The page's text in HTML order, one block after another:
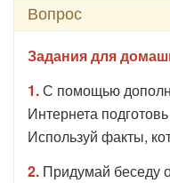
Вопрос
Задания для
1.С помощью
Интернета
Используй факты,
2. Придумай беседу